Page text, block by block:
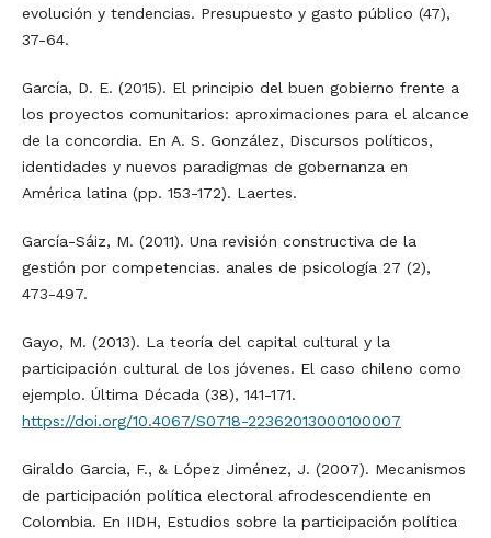
evolución y tendencias. Presupuesto y gasto público (47),
37-64.
García, D. E. (2015). El principio del buen gobierno frente a
los proyectos comunitarios: aproximaciones para el alcance
de la concordia. En A. S. González, Discursos políticos,
identidades y nuevos paradigmas de gobernanza en
América latina (pp. 153-172). Laertes.
García-Sáiz, M. (2011). Una revisión constructiva de la
gestión por competencias. anales de psicología 27 (2),
473-497.
Gayo, M. (2013). La teoría del capital cultural y la
participación cultural de los jóvenes. El caso chileno como
ejemplo. Última Década (38), 141-171.
https://doi.org/10.4067/S0718-22362013000100007
Giraldo Garcia, F., & López Jiménez, J. (2007). Mecanismos
de participación política electoral afrodescendiente en
Colombia. En IIDH, Estudios sobre la participación política